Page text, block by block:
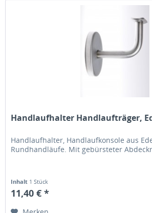
Handlaufhalter Handlaufträger,
Handlaufhalter, Handlaufkonsole aus
Rundhandläufe. Mit gebürsteter
Inhalt 1 Stück
11,40 € *